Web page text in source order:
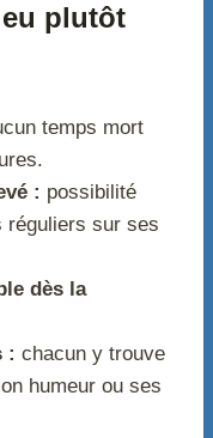
plutôt
temps mort
: possibilité
réguliers sur ses
dès la
: chacun y trouve
humeur ou ses